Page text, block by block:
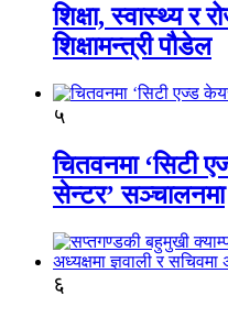
शिक्षा, स्वास्थ्य र
शिक्षामन्त्री पौडेल
५
चितवनमा ‘सिटी
सेन्टर’ सञ्चालनमा
६